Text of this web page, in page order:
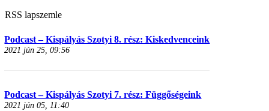
RSS lapszemle
Podcast – Kispályás Szotyi 8. rész: Kiskedvenceink
2021 jún 25, 09:56
Podcast – Kispályás Szotyi 7. rész: Függőségeink
2021 jún 05, 11:40